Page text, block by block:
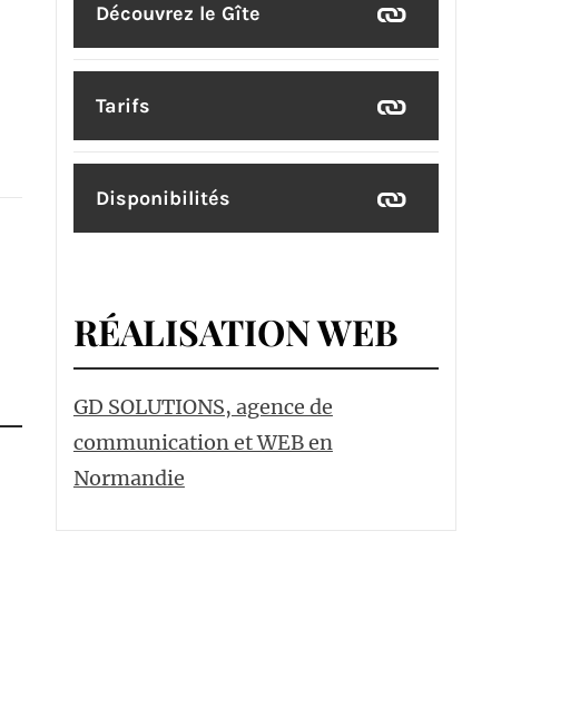
Découvrez le Gîte
Tarifs
Disponibilités
RÉALISATION WEB
GD SOLUTIONS, agence de
communication et WEB en
Normandie